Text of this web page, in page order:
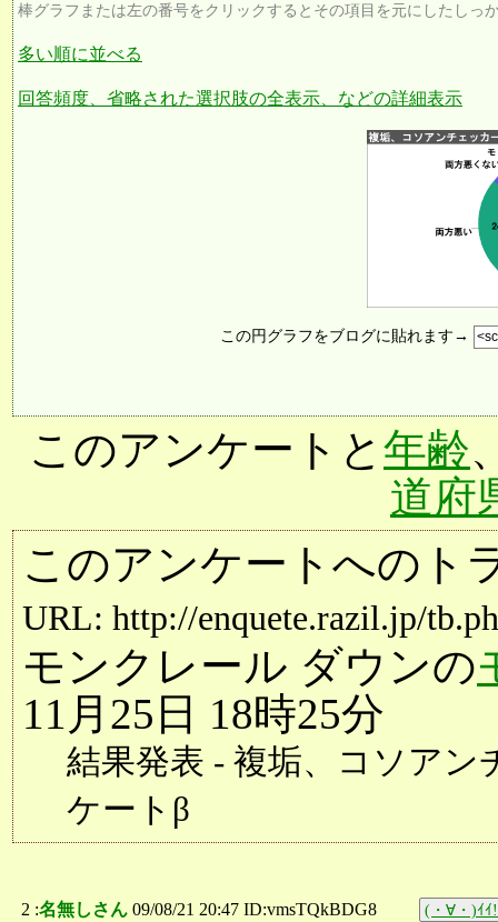
棒グラフまたは左の番号をクリックするとその項目を元にしたしっ
多い順に並べる
回答頻度、省略された選択肢の全表示、などの詳細表示
この円グラフをブログに貼れます→
このアンケートと 年齢
道府
このアンケートへのト
URL: http://enquete.razil.jp/
モンクレール ダウンの
11月25日 18時25分
結果発表 - 複垢、コソア
ケートβ
2 :名無しさん 09/08/21 20:47 ID:vmsTQkBDG8 (・∀・)ｲｲ